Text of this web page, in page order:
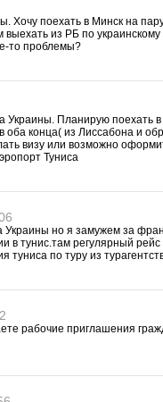
Хочу поехать в Минск на
выехать из РБ по украинскому
то проблемы?
Украины. Планирую поехать в
оба конца( из Лиссабона и
визу или возможно
Туниса
Украины но я замужем за
в тунис.там регулярный
туниса по туру из
рабочие приглашения